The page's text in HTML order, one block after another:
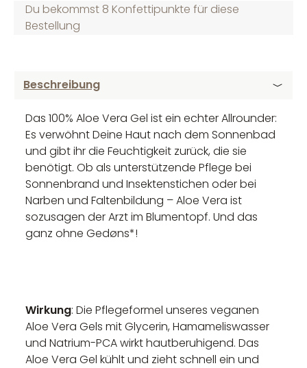
Du bekommst 8 Konfettipunkte für diese
Bestellung
Beschreibung
Das 100% Aloe Vera Gel ist ein echter Allrounder:
Es verwöhnt Deine Haut nach dem Sonnenbad
und gibt ihr die Feuchtigkeit zurück, die sie
benötigt. Ob als unterstützende Pflege bei
Sonnenbrand und Insektenstichen oder bei
Narben und Faltenbildung – Aloe Vera ist
sozusagen der Arzt im Blumentopf. Und das
ganz ohne Gedøns*!
Wirkung: Die Pflegeformel unseres veganen
Aloe Vera Gels mit Glycerin, Hamameliswasser
und Natrium-PCA wirkt hautberuhigend. Das
Aloe Vera Gel kühlt und zieht schnell ein und